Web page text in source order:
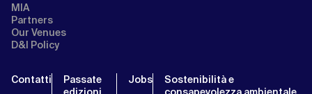
MIA
Partners
Our Venues
D&I Policy
Contatti
Passate
Jobs
Sostenibilità e